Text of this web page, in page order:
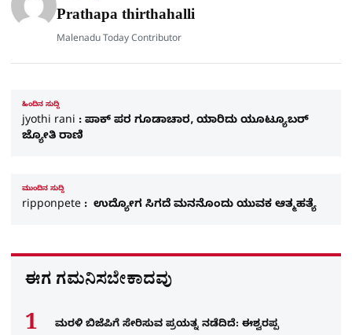
Prathapa thirthahalli
Malenadu Today Contributor
ಹಿಂದಿನ ಸುದ್ದಿ
jyothi rani : ಪಾಕ್​ ಪರ ಗೂಡಾಚಾರ, ಯಾರಿದು ಯೂಟ್ಯೂಬರ್​
ಜ್ಯೋತಿ ರಾಣಿ
ಮುಂದಿನ ಸುದ್ದಿ
ripponpete : ಉದ್ಯೋಗ ಸಿಗದೆ ಮನನೊಂದು ಯುವಕ ಆತ್ಮಹತ್ಯೆ
ಈಗ ಗಮನಿಸಬೇಕಾದವು
ಮರಳಿ ಬಿಜೆಪಿಗೆ ಸೇರಿಸುವ ಪ್ರಯತ್ನ ನಡೆದಿದೆ: ಈಶ್ವರಪ್ಪ